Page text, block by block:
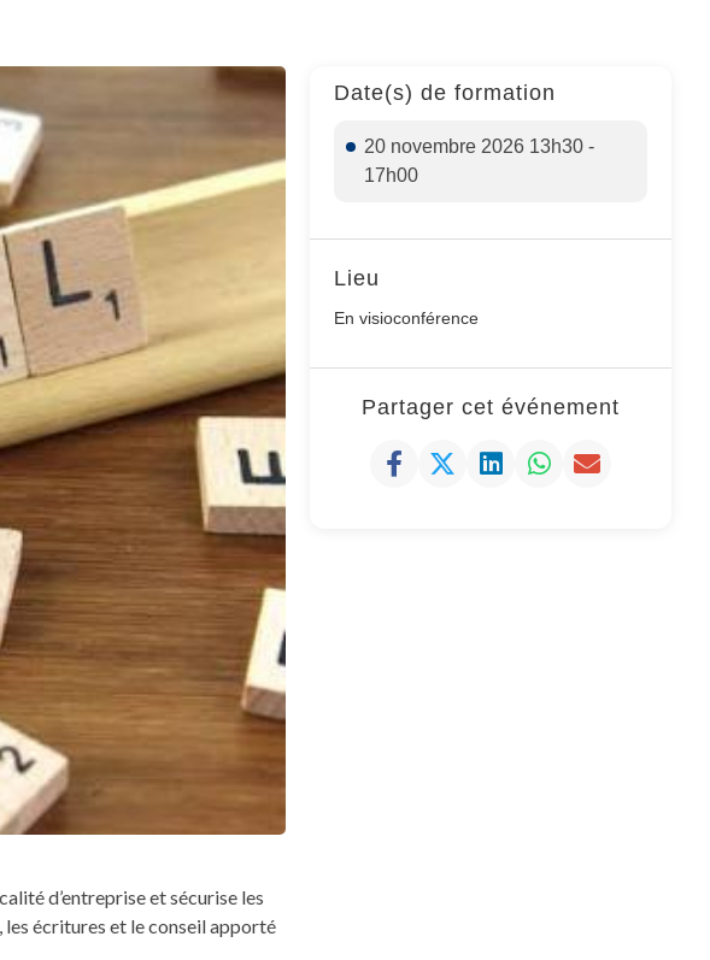
d’entreprise et sécurise les
écritures et le conseil apporté
Date(s) de formation
20 novembre 2026 13h30 -
17h00
Lieu
En visioconférence
Partager cet événement